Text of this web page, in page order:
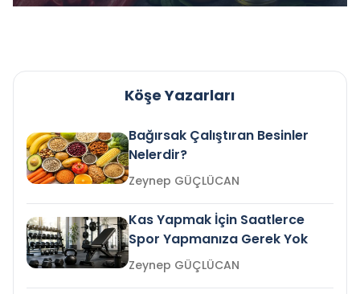
Köşe Yazarları
Bağırsak Çalıştıran Besinler
Nelerdir?
Zeynep GÜÇLÜCAN
Kas Yapmak İçin Saatlerce
Spor Yapmanıza Gerek Yok
Zeynep GÜÇLÜCAN